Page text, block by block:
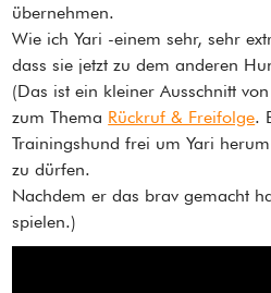
übernehmen.
Wie ich Yari -einem sehr, sehr
dass sie jetzt zu dem anderen
(Das ist ein kleiner Ausschnitt
zum Thema Rückruf & Freifolge.
Trainingshund frei um Yari
zu dürfen.
Nachdem er das brav gemacht
spielen.)